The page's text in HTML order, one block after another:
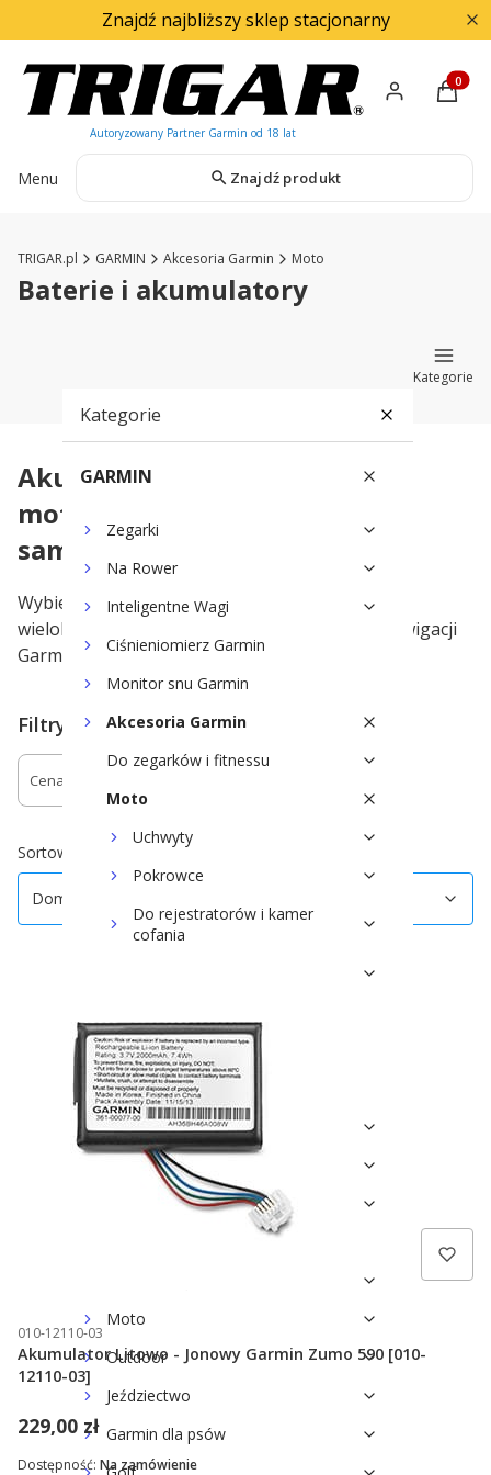
Znajdź najbliższy sklep stacjonarny
Menu Znajdź produkt
TRIGAR.pl GARMIN Akcesoria Garmin Moto
Baterie i akumulatory
Kategorie
Kategorie
GARMIN
Zegarki
Na Rower
Inteligentne Wagi
Ciśnieniomierz Garmin
Monitor snu Garmin
Akcesoria Garmin
Do zegarków i fitnessu
Moto
Uchwyty
Pokrowce
Do rejestratorów i kamer
cofania
Karty pamięci
Tread
Marine
Outdoor
Kamera Virb
Moto
Outdoor
Jeździectwo
Garmin dla psów
Akumulatory do nawigacji
motocyklowych Zumo i
samochodowych
Wybierz oryginalny i dedykowany akumulator
wielokrotnego ładowania do swojej zgodnej nawigacji
Garmin.
Filtry
Cena
Koniec filtrów
Sortowanie: Domyślne
Domyślne
010-12110-03
Akumulator Litowo - Jonowy Garmin Zumo 590 [010-
12110-03]
229,00 zł
Dostępność: Na zamówienie